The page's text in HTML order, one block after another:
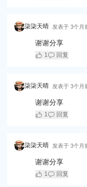
柒柒天晴 发表于 3个月
谢谢分享
1 回复
柒柒天晴 发表于 3个月
谢谢分享
1 回复
柒柒天晴 发表于 3个月
谢谢分享
1 回复